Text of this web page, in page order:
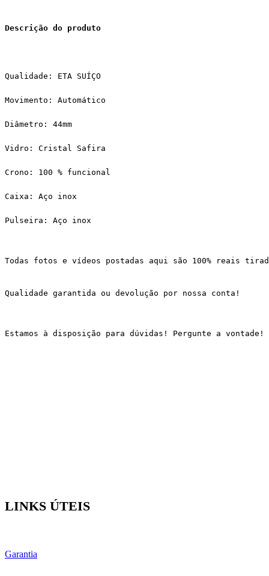
Descrição do produto
Qualidade: ETA SUÍÇO
Movimento: Automático
Diâmetro: 44mm
Vidro: Cristal Safira
Crono: 100 % funcional
Caixa: Aço inox
Pulseira: Aço inox
Todas fotos e vídeos postadas aqui são 100% reais
Qualidade garantida ou devolução por nossa conta!
Estamos à disposição para dúvidas! Pergunte a vontade!
LINKS ÚTEIS
Garantia